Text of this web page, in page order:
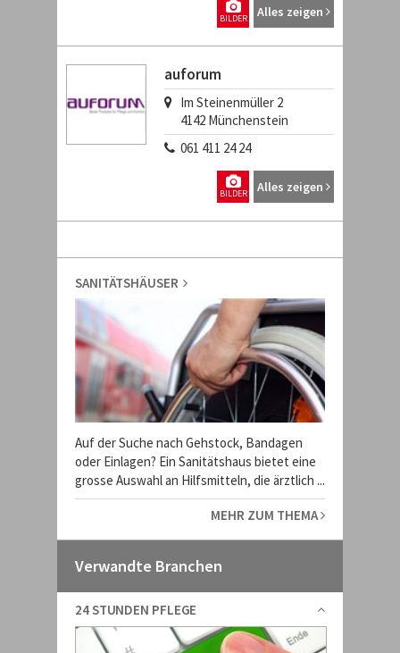
Alles zeigen
BILDER
auforum
Im Steinenmüller 2
4142 Münchenstein
061 411 24 24
Alles zeigen
BILDER
SANITÄTSHÄUSER
Auf der Suche nach Gehstock, Bandagen
oder Einlagen? Ein Sanitätshaus bietet eine
grosse Auswahl an Hilfsmitteln, die ärztlich ...
MEHR ZUM THEMA
Verwandte Branchen
24 STUNDEN PFLEGE